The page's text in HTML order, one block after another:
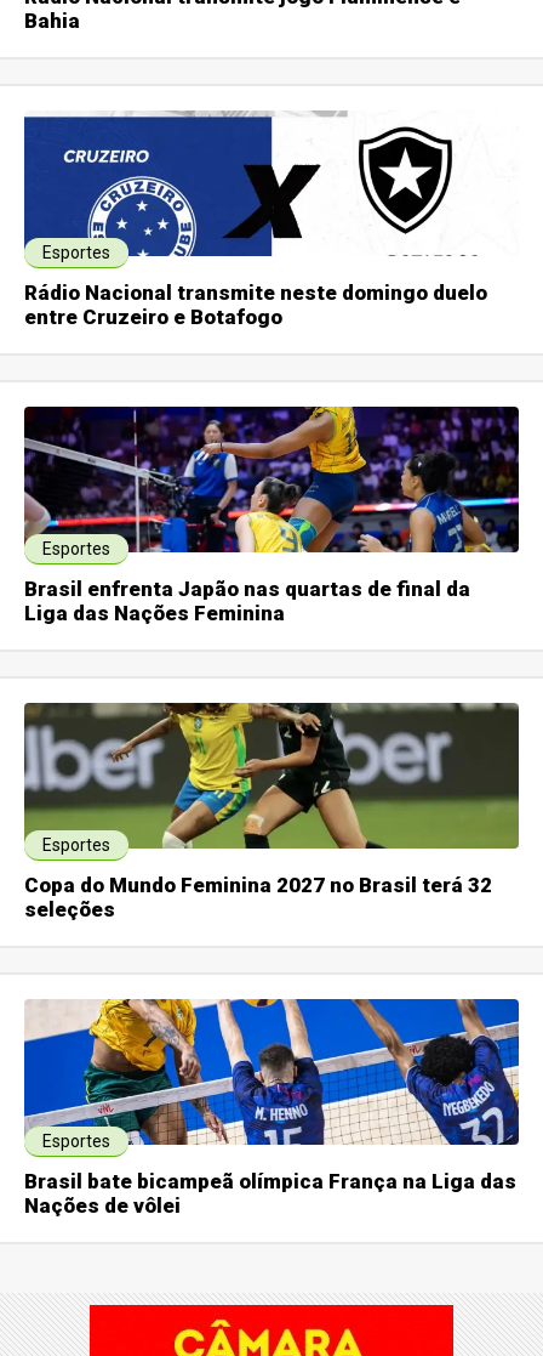
Bahia
Esportes
Rádio Nacional transmite neste domingo duelo
entre Cruzeiro e Botafogo
Esportes
Brasil enfrenta Japão nas quartas de final da
Liga das Nações Feminina
Esportes
Copa do Mundo Feminina 2027 no Brasil terá 32
seleções
Esportes
Brasil bate bicampeã olímpica França na Liga das
Nações de vôlei